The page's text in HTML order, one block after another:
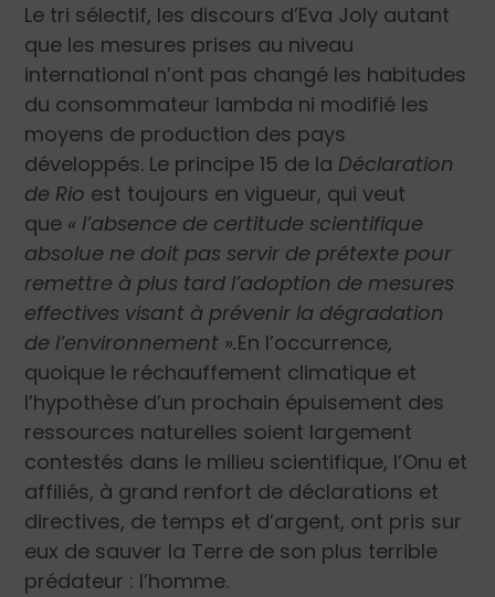
Le tri sélectif, les discours d’Eva Joly autant
que les mesures prises au niveau
international n’ont pas changé les habitudes
du consommateur lambda ni modifié les
moyens de production des pays
développés. Le principe 15 de la Déclaration
de Rio est toujours en vigueur, qui veut
que « l’absence de certitude scientifique
absolue ne doit pas servir de prétexte pour
remettre à plus tard l’adoption de mesures
effectives visant à prévenir la dégradation
de l’environnement ».En l’occurrence,
quoique le réchauffement climatique et
l’hypothèse d’un prochain épuisement des
ressources naturelles soient largement
contestés dans le milieu scientifique, l’Onu et
affiliés, à grand renfort de déclarations et
directives, de temps et d’argent, ont pris sur
eux de sauver la Terre de son plus terrible
prédateur : l’homme.